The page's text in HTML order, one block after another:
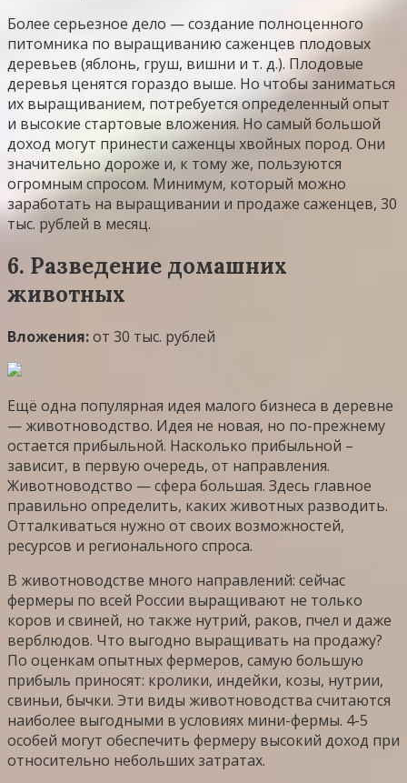
Более серьезное дело — создание полноценного
питомника по выращиванию саженцев плодовых
деревьев (яблонь, груш, вишни и т. д.). Плодовые
деревья ценятся гораздо выше. Но чтобы заниматься
их выращиванием, потребуется определенный опыт
и высокие стартовые вложения. Но самый большой
доход могут принести саженцы хвойных пород. Они
значительно дороже и, к тому же, пользуются
огромным спросом. Минимум, который можно
заработать на выращивании и продаже саженцев, 30
тыс. рублей в месяц.
6. Разведение домашних
животных
Вложения:от 30 тыс. рублей
Ещё одна популярная идея малого бизнеса в деревне
— животноводство. Идея не новая, но по-прежнему
остается прибыльной. Насколько прибыльной –
зависит, в первую очередь, от направления.
Животноводство — сфера большая. Здесь главное
правильно определить, каких животных разводить.
Отталкиваться нужно от своих возможностей,
ресурсов и регионального спроса.
В животноводстве много направлений: сейчас
фермеры по всей России выращивают не только
коров и свиней, но также нутрий, раков, пчел и даже
верблюдов. Что выгодно выращивать на продажу?
По оценкам опытных фермеров, самую большую
прибыль приносят: кролики, индейки, козы, нутрии,
свиньи, бычки. Эти виды животноводства считаются
наиболее выгодными в условиях мини-фермы. 4-5
особей могут обеспечить фермеру высокий доход при
относительно небольших затратах.